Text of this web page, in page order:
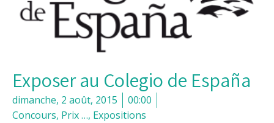
Exposer au Colegio de España
dimanche, 2 août, 2015
00:00
Concours, Prix …, Expositions